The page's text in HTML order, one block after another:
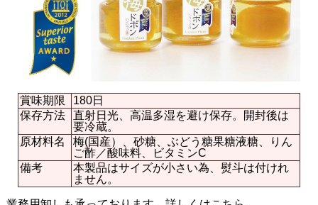
賞味期限
180日
保存方法
直射日光、高温多湿を避け保存。開封後は
要冷蔵。
原材料名
梅(国産）、砂糖、ぶどう糖果糖液糖、りん
ご酢／酸味料、ビタミンC
備考
本製品はサイズが小さい為、熨斗は付けれ
ません。